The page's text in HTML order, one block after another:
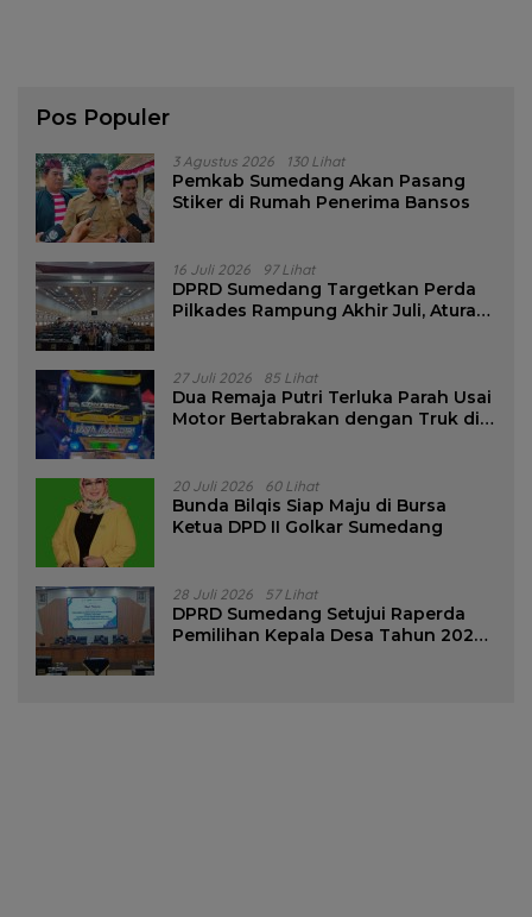
Pos Populer
3 Agustus 2026 130 Lihat
Pemkab Sumedang Akan Pasang
Stiker di Rumah Penerima Bansos
16 Juli 2026 97 Lihat
DPRD Sumedang Targetkan Perda
Pilkades Rampung Akhir Juli, Aturan
27 Juli 2026 85 Lihat
Dua Remaja Putri Terluka Parah Usai
Motor Bertabrakan dengan Truk di
20 Juli 2026 60 Lihat
Bunda Bilqis Siap Maju di Bursa
Ketua DPD II Golkar Sumedang
28 Juli 2026 57 Lihat
DPRD Sumedang Setujui Raperda
Pemilihan Kepala Desa Tahun 2026